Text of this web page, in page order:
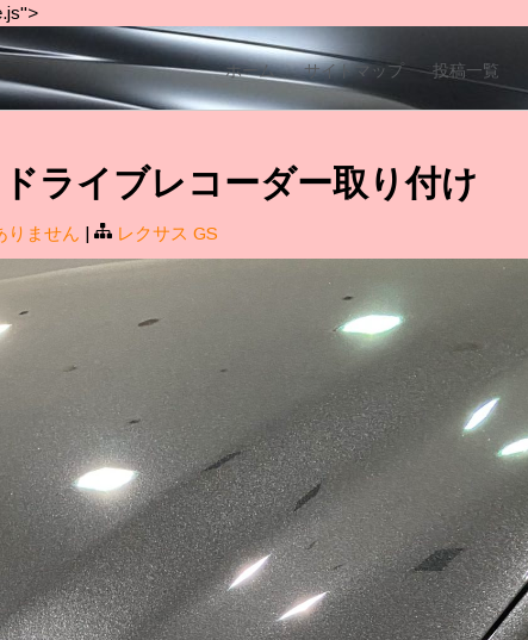
ホーム サイトマップ 投稿一覧
ライブレコーダー取り付け
りません | レクサス GS